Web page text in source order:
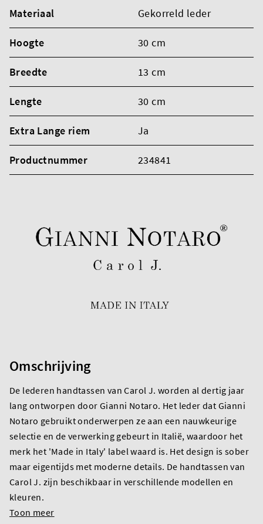
Materiaal Gekorreld leder
Hoogte 30 cm
Breedte 13 cm
Lengte 30 cm
Extra Lange riem Ja
Productnummer 234841
Omschrijving
De lederen handtassen van Carol J. worden al dertig jaar
lang ontworpen door Gianni Notaro. Het leder dat Gianni
Notaro gebruikt onderwerpen ze aan een nauwkeurige
selectie en de verwerking gebeurt in Italië, waardoor het
merk het 'Made in Italy' label waard is. Het design is sober
maar eigentijds met moderne details. De handtassen van
Carol J. zijn beschikbaar in verschillende modellen en
kleuren.
Toon meer